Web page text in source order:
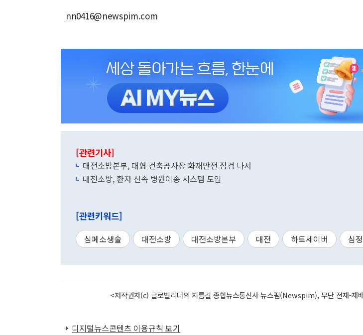
nn0416@newspim.com
[관련기사]
대전소방본부, 대형 건축공사장 화재안전 점검 나서
대전소방, 환자 신속 병원이송 시스템 도입
[관련키워드]
심폐소생술 대전소방 대전소방본부 대전 하트세이버 심
<저작권자(c) 글로벌리더의 지름길 종합뉴스통신사 뉴스핌(Newspim), 무단 전재-재
디지털뉴스콘텐츠 이용규칙 보기